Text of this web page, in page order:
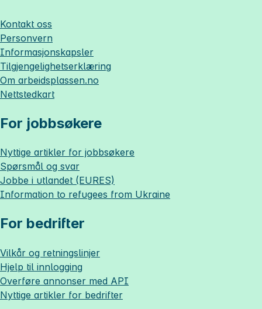
Kontakt oss
Personvern
Informasjonskapsler
Tilgjengelighetserklæring
Om arbeidsplassen.no
Nettstedkart
For jobbsøkere
Nyttige artikler for jobbsøkere
Spørsmål og svar
Jobbe i utlandet (EURES)
Information to refugees from Ukraine
For bedrifter
Vilkår og retningslinjer
Hjelp til innlogging
Overføre annonser med API
Nyttige artikler for bedrifter